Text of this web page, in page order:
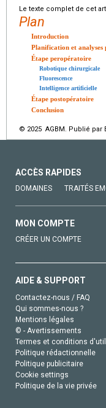
Le texte complet de cet
Plan
Introduction
Planification et analyses
Étape peropératoire
Robotique chirurgicale
Fluorescence
Intelligence artificielle
Étape postopératoire
Conclusion
© 2025 AGBM. Publié par
ACCÈS RAPIDES
DOMAINES TRAITÉS
MON COMPTE
CRÉER UN COMPTE
AIDE & SUPPORT
Contactez-nous / FAQ
Qui sommes-nous ?
Mentions légales
© - Avertissements
Termes et conditions
Politique rédactionnelle
Politique publicitaire
Cookie settings
Politique de la vie privée